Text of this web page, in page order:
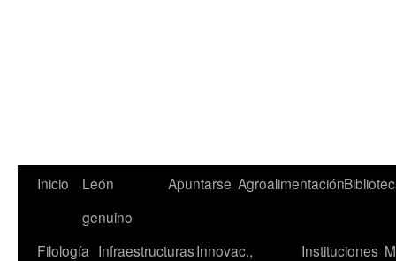
Saltar
contenido
Inicio
León
genuino
Apuntarse Agroalimentación
Filología InfraestructurasInnovac.,
Instituciones